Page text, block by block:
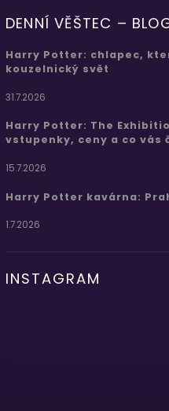
DENNÍ VĚŠTEC –
Harry Potter: chlapec,
kouzelnický svět
31.7.2026
Harry Potter: The
vstupenky, ceny a co vás
15.7.2026
Harry Potter kavárna:
1.7.2026
INSTAGRAM